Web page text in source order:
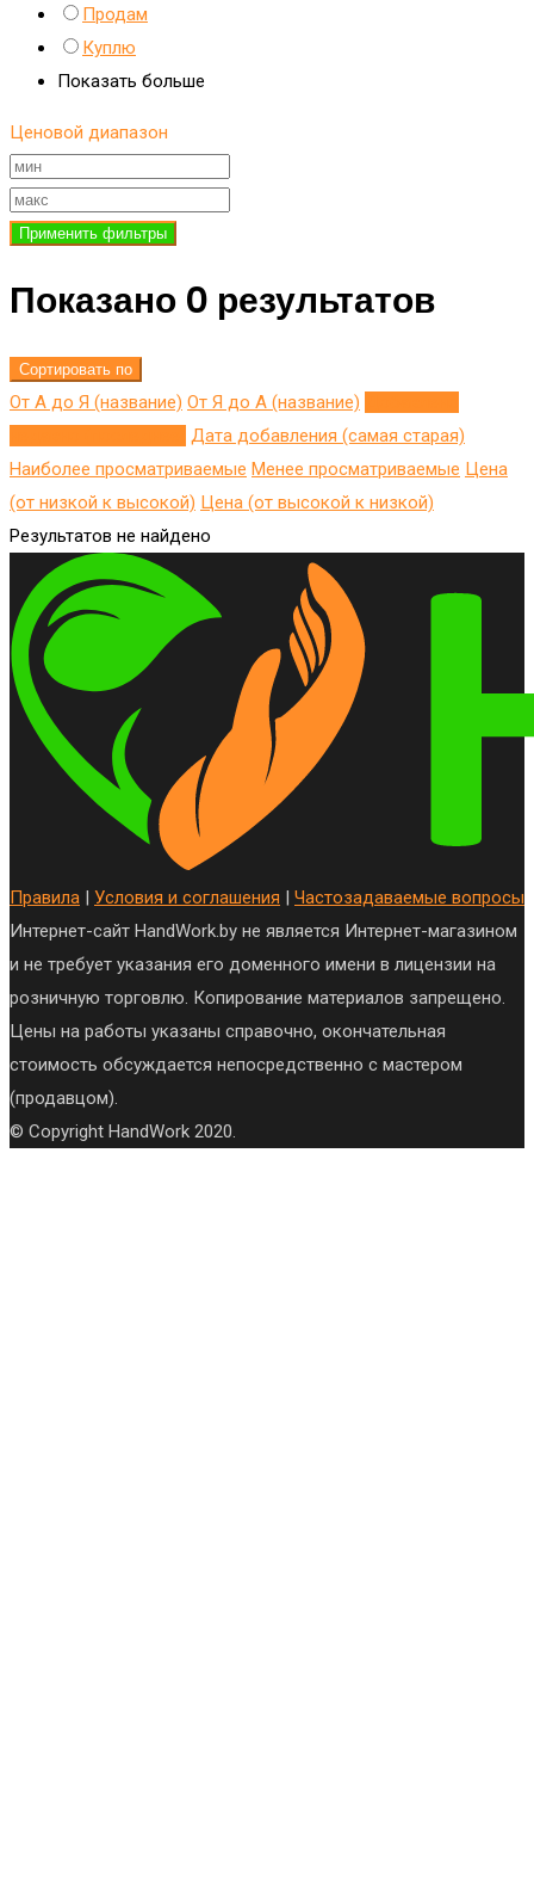
Продам
Куплю
Показать больше
Ценовой диапазон
Применить фильтры
Показано 0 результатов
Сортировать по
От А до Я (название) От Я до A (название)
Дата добавления (самая старая)
Наиболее просматриваемые Менее просматриваемые Цена
(от низкой к высокой) Цена (от высокой к низкой)
Результатов не найдено
Правила | Условия и соглашения | Частозадаваемые вопросы
Интернет-сайт HandWork.by не является Интернет-магазином
и не требует указания его доменного имени в лицензии на
розничную торговлю. Копирование материалов запрещено.
Цены на работы указаны справочно, окончательная
стоимость обсуждается непосредственно с мастером
(продавцом).
© Copyright HandWork 2020.